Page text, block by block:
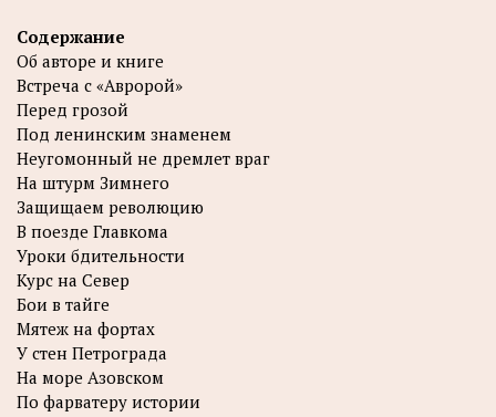
Содержание
Об авторе и книге
Встреча с «Авророй»
Перед грозой
Под ленинским знаменем
Неугомонный не дремлет враг
На штурм Зимнего
Защищаем революцию
В поезде Главкома
Уроки бдительности
Курс на Север
Бои в тайге
Мятеж на фортах
У стен Петрограда
На море Азовском
По фарватеру истории